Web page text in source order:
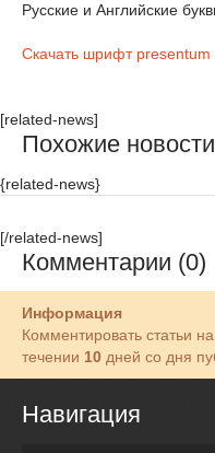
Русские и Английские
Скачать шрифт presentum
[related-news]
Похожие новости
{related-news}
[/related-news]
Комментарии (0)
Информация
Комментировать статьи
течении 10 дней со дня
Навигация